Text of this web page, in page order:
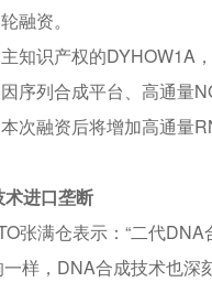
融资。
知识产权的DYHOW1A
序列合成平台、高通量
次融资后将增加高通量
进口垄断
张满仓表示：“二代
样，DNA合成技术也深